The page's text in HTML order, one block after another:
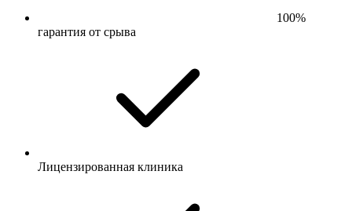
100%
гарантия от срыва
Лицензированная клиника